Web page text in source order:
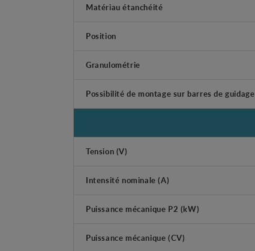
Matériau étanchéité
Position
Granulométrie
Possibilité de montage sur barres de guidage
Tension (V)
Intensité nominale (A)
Puissance mécanique P2 (kW)
Puissance mécanique (CV)